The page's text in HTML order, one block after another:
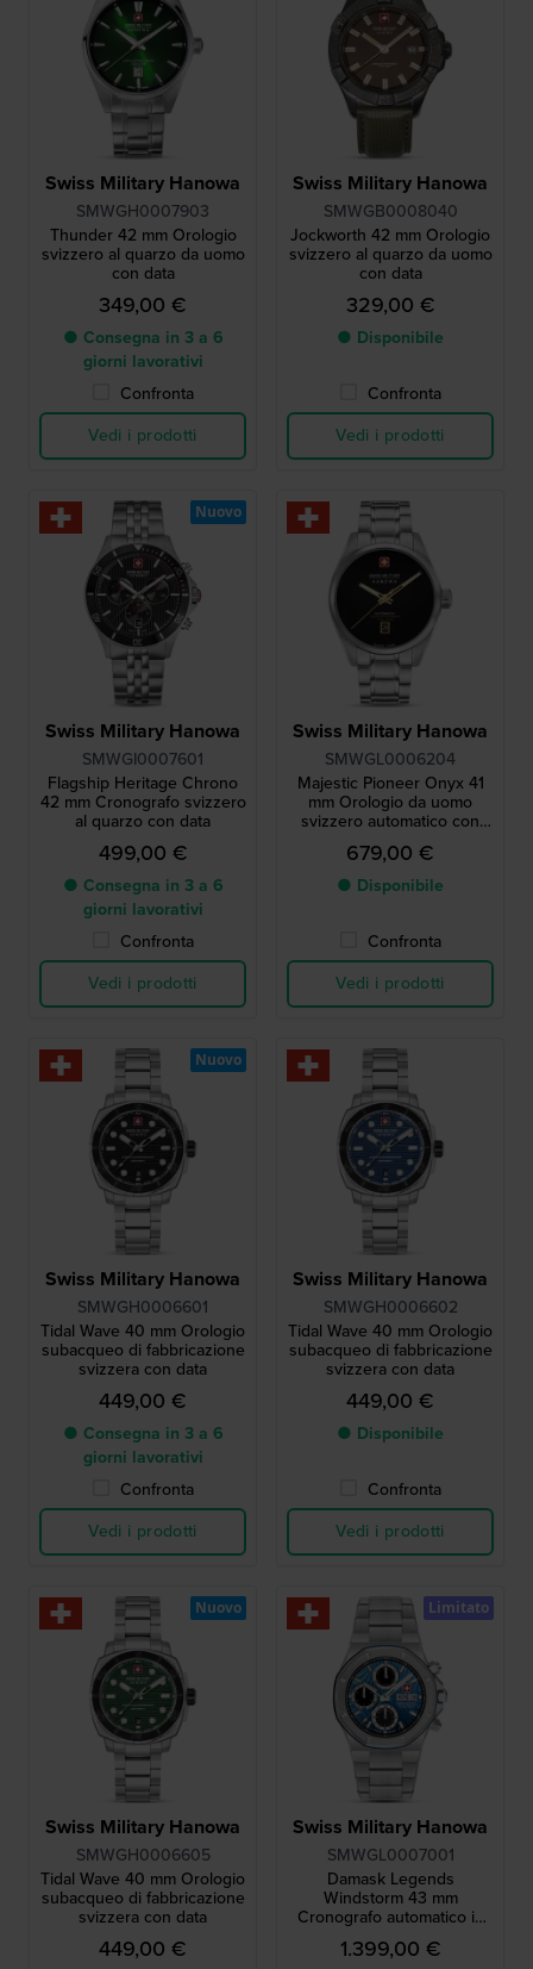
Swiss Military Hanowa
SMWGH0007903
Thunder 42 mm Orologio
svizzero al quarzo da uomo
con data
349,00 €
● Consegna in 3 a 6
giorni lavorativi
Confronta
Vedi i prodotti
Swiss Military Hanowa
SMWGB0008040
Jockworth 42 mm Orologio
svizzero al quarzo da uomo
con data
329,00 €
● Disponibile
Confronta
Vedi i prodotti
Swiss Military Hanowa
SMWGI0007601
Flagship Heritage Chrono
42 mm Cronografo svizzero
al quarzo con data
499,00 €
● Consegna in 3 a 6
giorni lavorativi
Confronta
Vedi i prodotti
Nuovo
Swiss Military Hanowa
SMWGL0006204
Majestic Pioneer Onyx 41
mm Orologio da uomo
svizzero automatico con
quadrante nero onice
679,00 €
● Disponibile
Confronta
Vedi i prodotti
Swiss Military Hanowa
SMWGH0006601
Tidal Wave 40 mm Orologio
subacqueo di fabbricazione
svizzera con data
449,00 €
● Consegna in 3 a 6
giorni lavorativi
Confronta
Vedi i prodotti
Nuovo
Swiss Military Hanowa
SMWGH0006602
Tidal Wave 40 mm Orologio
subacqueo di fabbricazione
svizzera con data
449,00 €
● Disponibile
Confronta
Vedi i prodotti
Swiss Military Hanowa
SMWGH0006605
Tidal Wave 40 mm Orologio
subacqueo di fabbricazione
svizzera con data
449,00 €
Nuovo
Swiss Military Hanowa
SMWGL0007001
Damask Legends
Windstorm 43 mm
Cronografo automatico in
edizione limitata con
movimento 7750 e
1.399,00 €
Limitato